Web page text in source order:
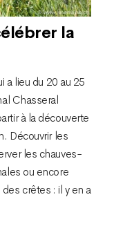
la
a lieu du 20 au 25
Chasseral
à la découverte
Découvrir les
les chauves-
ou encore
crêtes : il y en a